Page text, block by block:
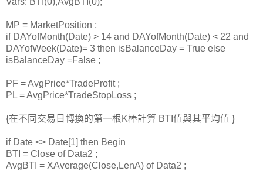
MP = MarketPosition ;
if DAYofMonth(Date) > 14 and DAYofMonth(Date) < 22 and
DAYofWeek(Date)= 3 then isBalanceDay = True else
isBalanceDay =False ;
PF = AvgPrice*TradeProfit ;
PL = AvgPrice*TradeStopLoss ;
{在不同交易日轉換的第一根K棒計算 BTI值與其平均值 }
if Date <> Date[1] then Begin
BTI = Close of Data2 ;
AvgBTI = XAverage(Close,LenA) of Data2 ;